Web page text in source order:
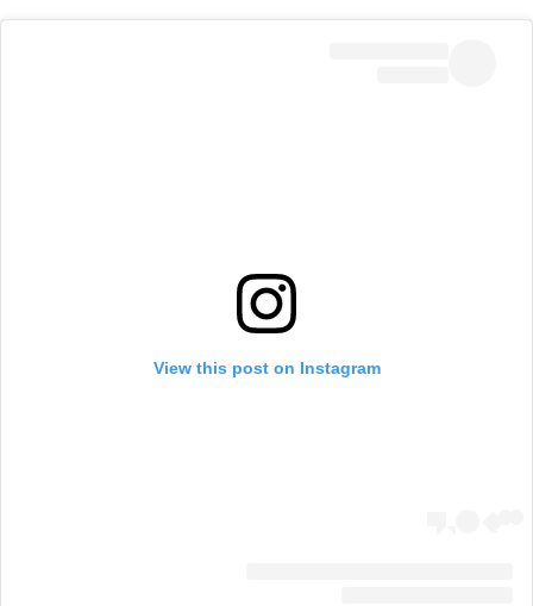
View this post on Instagram